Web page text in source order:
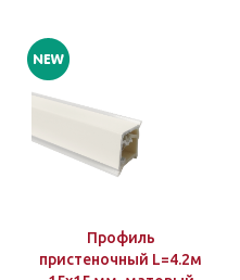
Профиль
пристеночный L=4.2м